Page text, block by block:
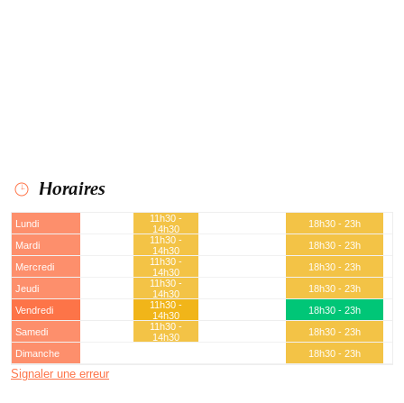
Horaires
Lundi
11h30 -
14h30
18h30 - 23h
Mardi
11h30 -
14h30
18h30 - 23h
Mercredi
11h30 -
14h30
18h30 - 23h
Jeudi
11h30 -
14h30
18h30 - 23h
Vendredi
11h30 -
14h30
18h30 - 23h
Samedi
11h30 -
14h30
18h30 - 23h
Dimanche
18h30 - 23h
Signaler une erreur